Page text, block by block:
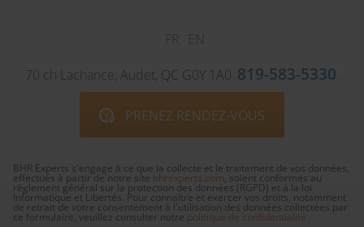
70 ch Lachance, Audet, QC G0Y 1A0 819-583-5330
PRENEZ RENDEZ-VOUS
BHR Experts s'engage à ce que la collecte et le traitement de vos données,
effectués à partir de notre site bhrexperts.com, soient conformes au
règlement général sur la protection des données (RGPD) et à la loi
Informatique et Libertés. Pour connaître et exercer vos droits, notamment
de retrait de votre consentement à l'utilisation des données collectées par
ce formulaire, veuillez consulter notre politique de confidentialité